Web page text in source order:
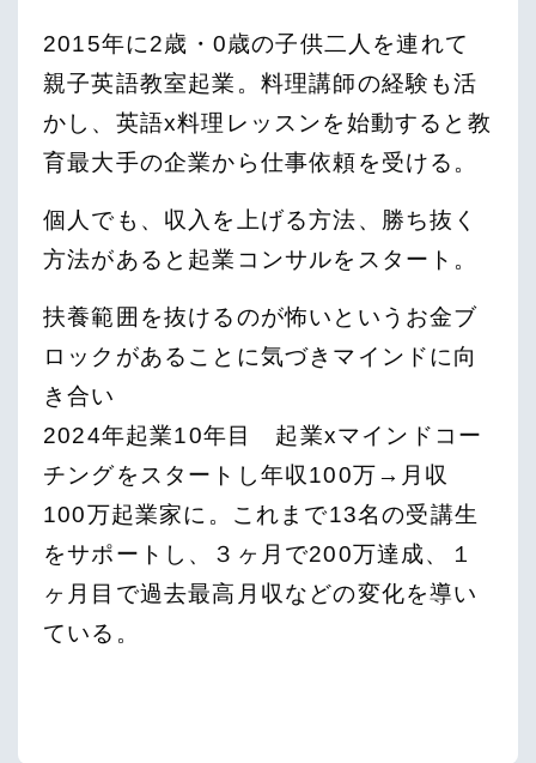
2015年に2歳・0歳の子供二人を連れて
親子英語教室起業。料理講師の経験も活
かし、英語x料理レッスンを始動すると教
育最大手の企業から仕事依頼を受ける。
個人でも、収入を上げる方法、勝ち抜く
方法があると起業コンサルをスタート。
扶養範囲を抜けるのが怖いというお金ブ
ロックがあることに気づきマインドに向
き合い
2024年起業10年目 起業xマインドコー
チングをスタートし年収100万→月収
100万起業家に。これまで13名の受講生
をサポートし、３ヶ月で200万達成、１
ヶ月目で過去最高月収などの変化を導い
ている。